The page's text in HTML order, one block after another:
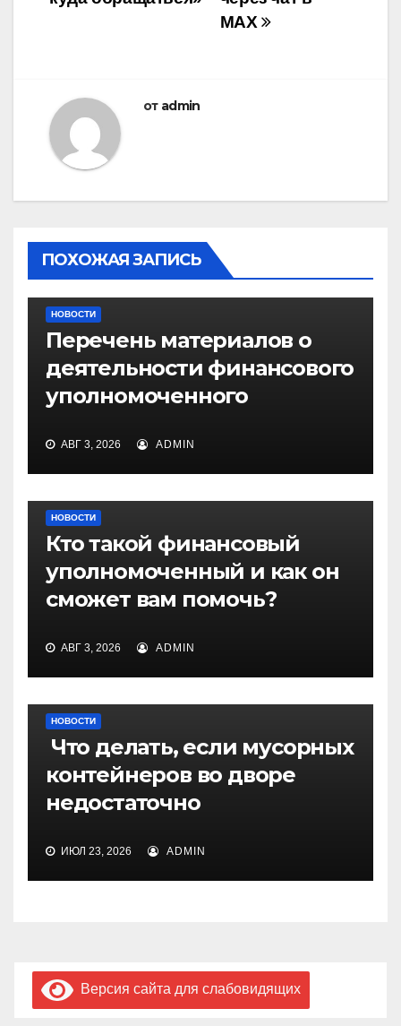
MAX
от admin
ПОХОЖАЯ ЗАПИСЬ
НОВОСТИ
Перечень материалов о
деятельности финансового
уполномоченного
АВГ 3, 2026 ADMIN
НОВОСТИ
Кто такой финансовый
уполномоченный и как он
сможет вам помочь?
АВГ 3, 2026 ADMIN
НОВОСТИ
Что делать, если мусорных
контейнеров во дворе
недостаточно
ИЮЛ 23, 2026 ADMIN
Версия сайта для слабовидящих